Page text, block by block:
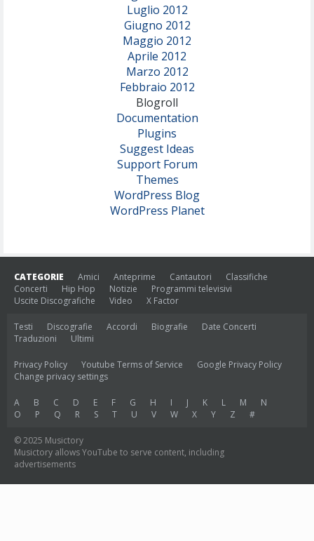
Luglio 2012
Giugno 2012
Maggio 2012
Aprile 2012
Marzo 2012
Febbraio 2012
Blogroll
Documentation
Plugins
Suggest Ideas
Support Forum
Themes
WordPress Blog
WordPress Planet
CATEGORIE Amici Anteprime Cantautori
Classifiche
Concerti
Hip Hop Notizie
Programmi televisivi
Uscite Discografiche
Video X Factor
Testi Discografie Accordi Biografie
Date Concerti
Traduzioni
Ultimi
Privacy Policy Youtube Terms of Service
Google Privacy Policy
Change privacy settings
A B C D E F G H I J K L M
N
O
P Q R S T U V W X Y Z #
© 2025 Musictory
Musictory allows YouTube to serve content, including
advertisements